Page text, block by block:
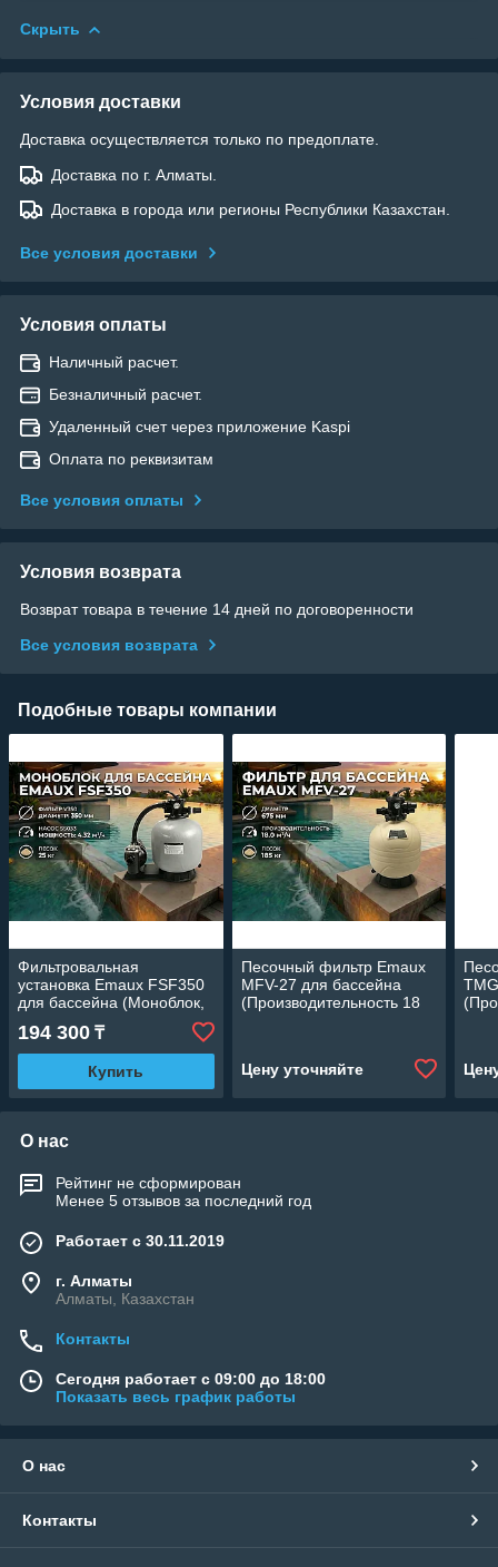
Скрыть
Условия доставки
Доставка осуществляется только по предоплате.
Доставка по г. Алматы.
Доставка в города или регионы Республики Казахстан.
Все условия доставки
Условия оплаты
Наличный расчет.
Безналичный расчет.
Удаленный счет через приложение Kaspi
Оплата по реквизитам
Все условия оплаты
Условия возврата
Возврат товара в течение 14 дней по договоренности
Все условия возврата
Подобные товары компании
Фильтровальная
установка Emaux FSF350
для бассейна (Моноблок,
производительность 4,32
м3/ч, диаметр 350 мм)
194 300 ₸
Купить
Песочный фильтр Emaux
MFV-27 для бассейна
(Производительность 18
Цену уточняйте
О нас
Рейтинг не сформирован
Менее 5 отзывов за последний год
Работает с 30.11.2019
г. Алматы
Алматы, Казахстан
Контакты
Сегодня работает с 09:00 до 18:00
Показать весь график работы
О нас
Контакты